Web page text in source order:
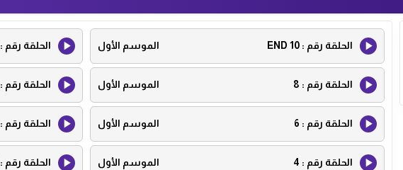
الحلقة رقم :10 END الموسم الأول الحلقة رقم :
الحلقة رقم : 8 الموسم الأول الحلقة رقم :
الحلقة رقم : 6 الموسم الأول الحلقة رقم :
الحلقة رقم : 4 الموسم الأول الحلقة رقم :